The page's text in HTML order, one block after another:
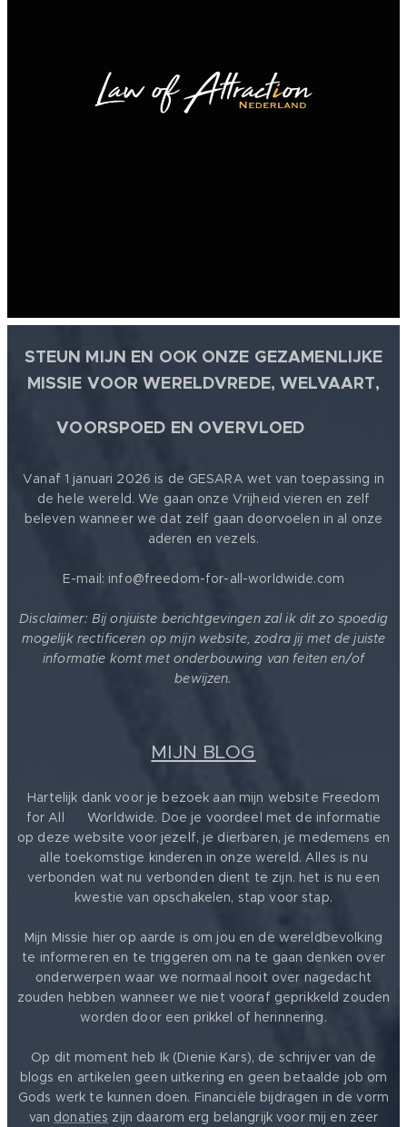
STEUN MIJN EN OOK ONZE GEZAMENLIJKE
MISSIE VOOR WERELDVREDE, WELVAART,
VOORSPOED EN OVERVLOED
Vanaf 1 januari 2026 is de GESARA wet van toepassing in
de hele wereld. We gaan onze Vrijheid vieren en zelf
beleven wanneer we dat zelf gaan doorvoelen in al onze
aderen en vezels.
E-mail: info@freedom-for-all-worldwide.com
Disclaimer: Bij onjuiste berichtgevingen zal ik dit zo spoedig
mogelijk rectificeren op mijn website, zodra jij met de juiste
informatie komt met onderbouwing van feiten en/of
bewijzen.
MIJN BLOG
Hartelijk dank voor je bezoek aan mijn website Freedom
for All ❤️ Worldwide. Doe je voordeel met de informatie
op deze website voor jezelf, je dierbaren, je medemens en
alle toekomstige kinderen in onze wereld. Alles is nu
verbonden wat nu verbonden dient te zijn. het is nu een
kwestie van opschakelen, stap voor stap.
Mijn Missie hier op aarde is om jou en de wereldbevolking
te informeren en te triggeren om na te gaan denken over
onderwerpen waar we normaal nooit over nagedacht
zouden hebben wanneer we niet vooraf geprikkeld zouden
worden door een prikkel of herinnering.
Op dit moment heb Ik (Dienie Kars), de schrijver van de
blogs en artikelen geen uitkering en geen betaalde job om
Gods werk te kunnen doen. Financiële bijdragen in de vorm
van donaties zijn daarom erg belangrijk voor mij en zeer